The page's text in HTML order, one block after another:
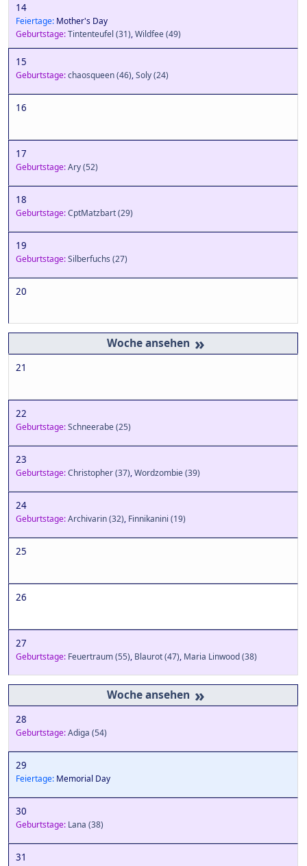
14
Feiertage: Mother's Day
Geburtstage:Tintenteufel (31),Wildfee(49)
15
Geburtstage:chaosqueen(46),Soly(24)
16
17
Geburtstage:Ary(52)
18
Geburtstage:CptMatzbart(29)
19
Geburtstage:Silberfuchs (27)
20
»
21
22
Geburtstage:Schneerabe(25)
23
Geburtstage:Christopher(37),Wordzombie(39)
24
Geburtstage:Archivarin(32), Finnikanini (19)
25
26
27
Geburtstage: Feuertraum(55), Blaurot(47), Maria Linwood(38)
»
28
Geburtstage:Adiga (54)
29
Feiertage: Memorial Day
30
Geburtstage: Lana (38)
31